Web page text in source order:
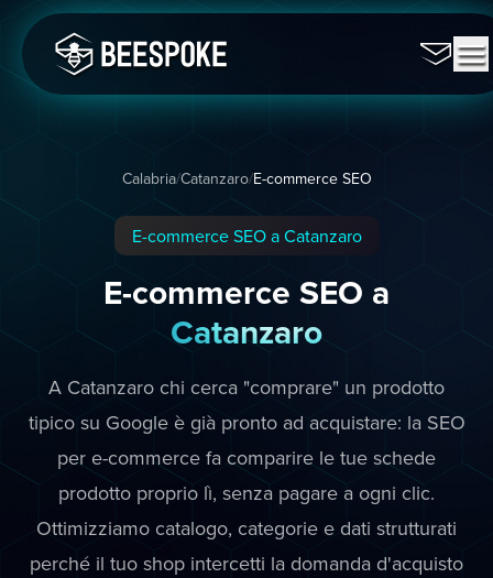
Calabria/Catanzaro/E-commerce SEO
E-commerce SEO a Catanzaro
E-commerce SEO a
Catanzaro
A Catanzaro chi cerca "comprare" un prodotto
tipico su Google è già pronto ad acquistare: la SEO
per e-commerce fa comparire le tue schede
prodotto proprio lì, senza pagare a ogni clic.
Ottimizziamo catalogo, categorie e dati strutturati
perché il tuo shop intercetti la domanda d'acquisto